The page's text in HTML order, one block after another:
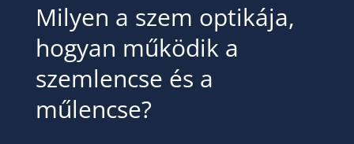
Milyen a szem optikája,
hogyan működik a
szemlencse és a
műlencse?